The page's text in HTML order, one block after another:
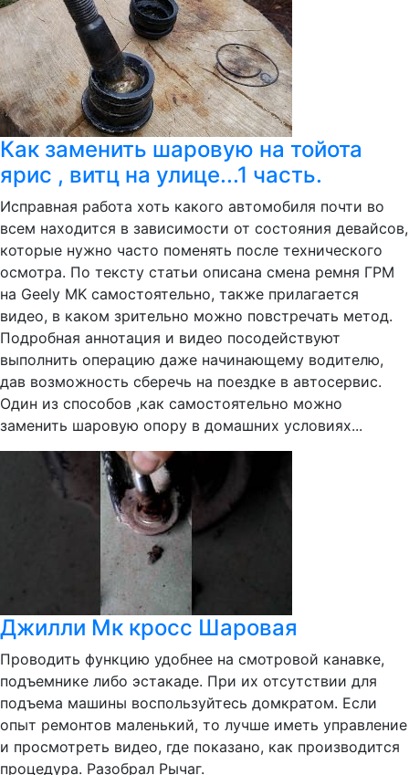
Как заменить шаровую на тойота
ярис , витц на улице...1 часть.
Исправная работа хоть какого автомобиля почти во
всем находится в зависимости от состояния девайсов,
которые нужно часто поменять после технического
осмотра. По тексту статьи описана смена ремня ГРМ
на Geely MK самостоятельно, также прилагается
видео, в каком зрительно можно повстречать метод.
Подробная аннотация и видео посодействуют
выполнить операцию даже начинающему водителю,
дав возможность сберечь на поездке в автосервис.
Один из способов ,как самостоятельно можно
заменить шаровую опору в домашних условиях...
Джилли Мк кросс Шаровая
Проводить функцию удобнее на смотровой канавке,
подъемнике либо эстакаде. При их отсутствии для
подъема машины воспользуйтесь домкратом. Если
опыт ремонтов маленький, то лучше иметь управление
и просмотреть видео, где показано, как производится
процедура. Разобрал Рычаг.